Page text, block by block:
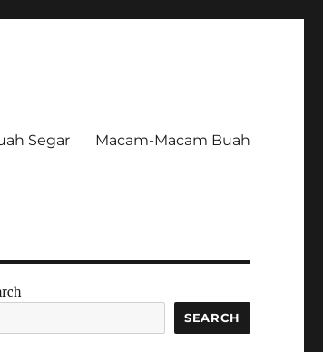
Segar Macam-Macam Buah
SEARCH